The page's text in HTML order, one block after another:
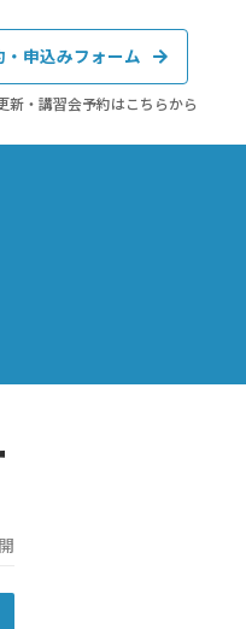
・申込みフォーム
新・講習会予約はこちらから